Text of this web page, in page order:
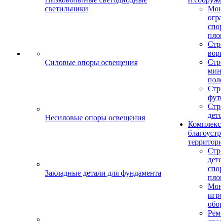
светильники
Силовые опоры освещения
Несиловые опоры освещения
Закладные детали для фундамента